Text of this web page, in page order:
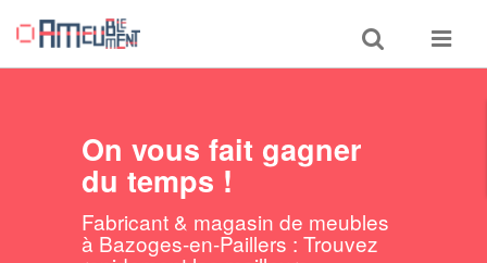
Toggle
search
Toggle
On vous fait gagner
du temps !
Fabricant & magasin de meubles
à Bazoges-en-Paillers : Trouvez